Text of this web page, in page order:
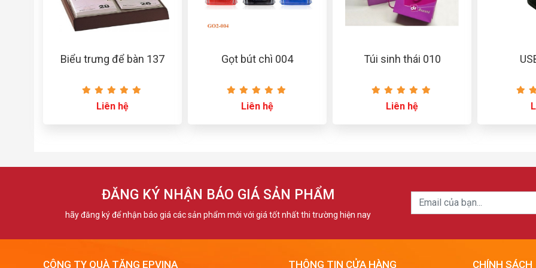
Biểu trưng để bàn 137
Liên hệ
Gọt bút chì 004
Liên hệ
Túi sinh thái 010
Liên hệ
ĐĂNG KÝ NHẬN BÁO GIÁ SẢN PHẨM
hãy đăng ký để nhận báo giá các sản phẩm mới với giá tốt nhất thi trường hiện nay
CÔNG TY QUÀ TẶNG EPVINA THÔNG TIN CỬA HÀNG CHÍNH SÁCH